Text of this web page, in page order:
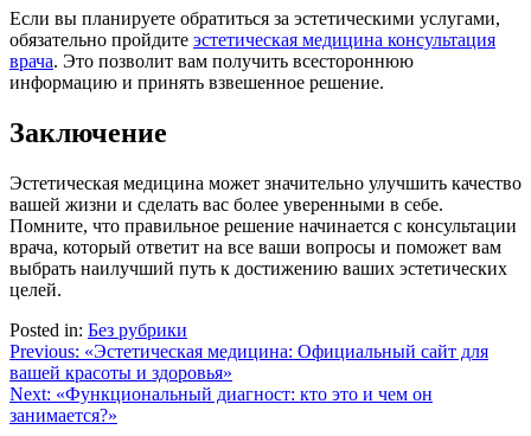
Если вы планируете обратиться за эстетическими услугами,
обязательно пройдите эстетическая медицина консультация
врача. Это позволит вам получить всестороннюю
информацию и принять взвешенное решение.
Заключение
Эстетическая медицина может значительно улучшить качество
вашей жизни и сделать вас более уверенными в себе.
Помните, что правильное решение начинается с консультации
врача, который ответит на все ваши вопросы и поможет вам
выбрать наилучший путь к достижению ваших эстетических
целей.
Posted in: Без рубрики
Навигация
по
записям
Previous: «Эстетическая медицина: Официальный сайт для
вашей красоты и здоровья»
Next: «Функциональный диагност: кто это и чем он
занимается?»